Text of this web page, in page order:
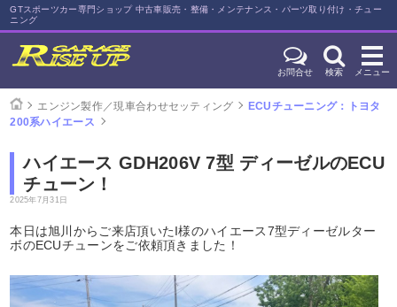
GTスポーツカー専門ショップ 中古車販売・整備・メンテナンス・パーツ取り付け・チュー
ニング
お問合せ 検索 メニュー
エンジン製作／現車合わせセッティング
ECUチューニング：トヨタ
200系ハイエース
ハイエース GDH206V 7型 ディーゼルのECU
チューン！
2025年7月31日
本日は旭川からご来店頂いたI様のハイエース7型ディーゼルター
ボのECUチューンをご依頼頂きました！